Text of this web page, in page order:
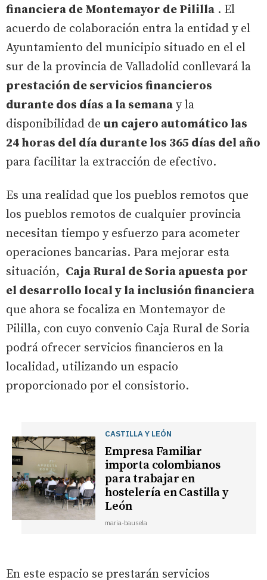
financiera de Montemayor de Pililla . El
acuerdo de colaboración entra la entidad y el
Ayuntamiento del municipio situado en el el
sur de la provincia de Valladolid conllevará la
prestación de servicios financieros
durante dos días a la semana y la
disponibilidad de un cajero automático las
24 horas del día durante los 365 días del año
para facilitar la extracción de efectivo.
Es una realidad que los pueblos remotos que
los pueblos remotos de cualquier provincia
necesitan tiempo y esfuerzo para acometer
operaciones bancarias. Para mejorar esta
situación, Caja Rural de Soria apuesta por
el desarrollo local y la inclusión financiera
que ahora se focaliza en Montemayor de
Pililla, con cuyo convenio Caja Rural de Soria
podrá ofrecer servicios financieros en la
localidad, utilizando un espacio
proporcionado por el consistorio.
CASTILLA Y LEÓN
Empresa Familiar
importa colombianos
para trabajar en
hostelería en Castilla y
León
maria-bausela
En este espacio se prestarán servicios